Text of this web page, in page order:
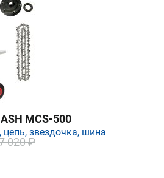
MCS-500
цепь, звездочка, шина
020 ₽